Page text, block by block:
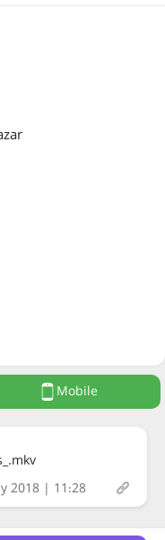
Mobile
2018 | 11:28